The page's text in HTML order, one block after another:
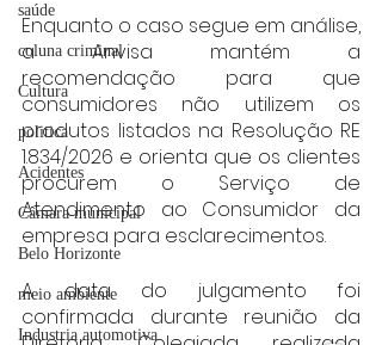
saúde
coluna criminal
Cultura
politica
Acidentes
Câmara municipal
Belo Horizonte
meio ambiente
Industria automotiva
Enquanto o caso segue em análise,
a Anvisa mantém a
recomendação para que
consumidores não utilizem os
produtos listados na Resolução RE
1.834/2026 e orienta que os clientes
procurem o Serviço de
Atendimento ao Consumidor da
empresa para esclarecimentos.
A data do julgamento foi
confirmada durante reunião da